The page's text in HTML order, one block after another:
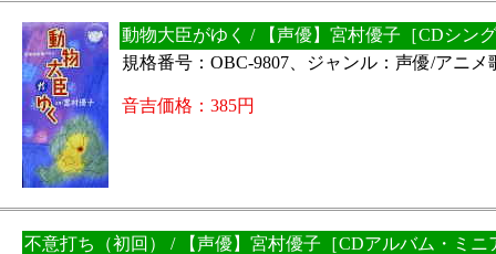
動物大臣がゆく / 【声優】宮村優子［CDシン
規格番号：OBC-9807、ジャンル：声優/アニメ
音吉価格：385円
不意打ち（初回） / 【声優】宮村優子［CDアルバム・ミニ